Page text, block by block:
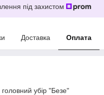
під захистом
Доставка Оплата
головний убір "Безе"